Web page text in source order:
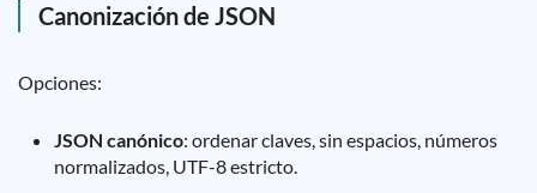
Canonización de JSON
Opciones:
JSON canónico: ordenar claves, sin espacios, números
normalizados, UTF-8 estricto.